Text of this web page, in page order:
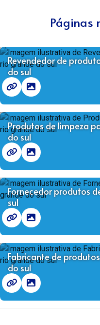
Páginas
Revendedor de
do sul
Produtos de limpeza
do sul
Fornecedor produtos
sul
Fabricante de
do sul